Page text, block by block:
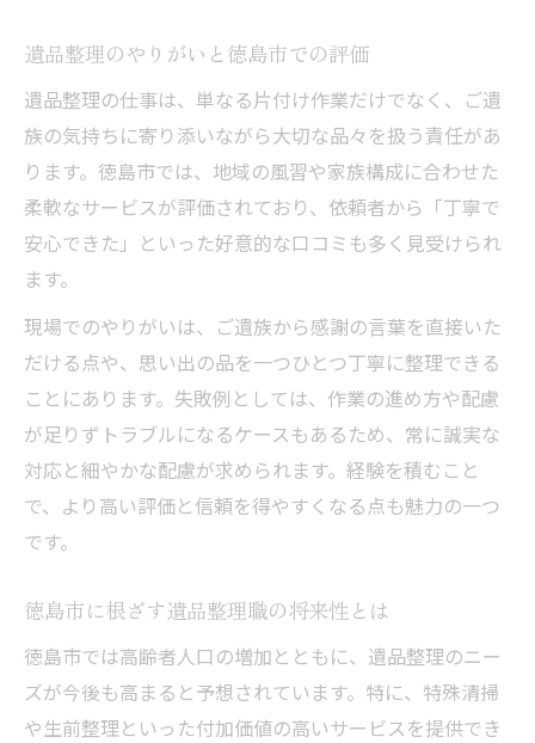
遺品整理のやりがいと徳島市での評価
遺品整理の仕事は、単なる片付け作業だけでなく、ご遺
族の気持ちに寄り添いながら大切な品々を扱う責任があ
ります。徳島市では、地域の風習や家族構成に合わせた
柔軟なサービスが評価されており、依頼者から「丁寧で
安心できた」といった好意的な口コミも多く見受けられ
ます。
現場でのやりがいは、ご遺族から感謝の言葉を直接いた
だける点や、思い出の品を一つひとつ丁寧に整理できる
ことにあります。失敗例としては、作業の進め方や配慮
が足りずトラブルになるケースもあるため、常に誠実な
対応と細やかな配慮が求められます。経験を積むこと
で、より高い評価と信頼を得やすくなる点も魅力の一つ
です。
徳島市に根ざす遺品整理職の将来性とは
徳島市では高齢者人口の増加とともに、遺品整理のニー
ズが今後も高まると予想されています。特に、特殊清掃
や生前整理といった付加価値の高いサービスを提供でき